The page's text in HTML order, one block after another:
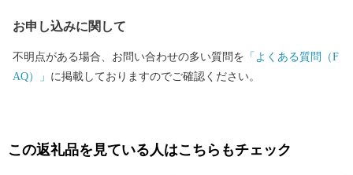
お申し込みに関して
不明点がある場合、お問い合わせの多い質問を 「よくある質問（F
AQ）」 に掲載しておりますのでご確認ください。
この返礼品を見ている人はこちらもチェック